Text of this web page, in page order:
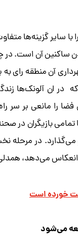
با سایر گزینه‌ها
آن است. در
آن منطقه رای به
آن منطقه بیش از ۱۰ سال
فضا را مانعی بر
بازیگران در
می‌گذارد. در مرحله
انعکاس می‌دهد،
خورده است
می‌شود